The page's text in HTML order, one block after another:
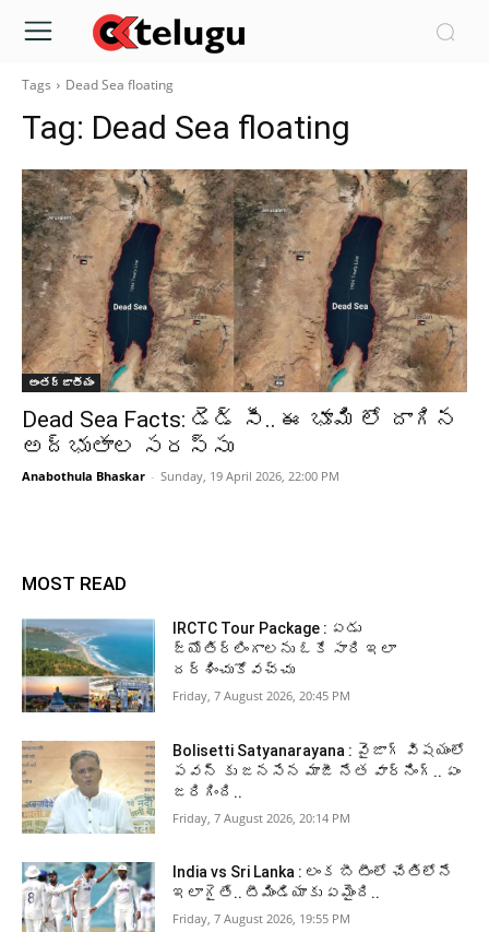
Tags Dead Sea floating
Tag: Dead Sea floating
అంతర్జాతీయం
Dead Sea Facts: డెడ్‌ సీ.. ఈ భూమి లో దాగిన
అద్భుతాల సరస్సు
Anabothula Bhaskar - Sunday, 19 April 2026, 22:00 PM
MOST READ
IRCTC Tour Package : ఏడు
జ్యోతిర్లింగాలను ఓకే సారి ఇలా
దర్శించుకోవచ్చు
Friday, 7 August 2026, 20:45 PM
Bolisetti Satyanarayana : వైజాగ్ విషయంలో
పవన్ కు జనసేన మాజీ నేత వార్నింగ్.. ఏం
జరిగింది..
Friday, 7 August 2026, 20:14 PM
India vs Sri Lanka : లంక బీ టీంలో చేతిలోనే
ఇలాగైతే.. టీమిండియాకు ఏమైంది..
Friday, 7 August 2026, 19:55 PM